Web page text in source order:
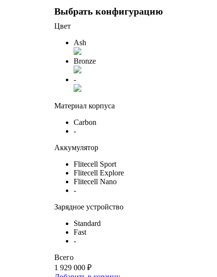
Выбрать конфигурацию
Цвет
Ash
Bronze
-
Материал корпуса
Carbon
-
Аккумулятор
Flitecell Sport
Flitecell Explore
Flitecell Nano
-
Зарядное устройство
Standard
Fast
-
Всего
1 929 000 ₽